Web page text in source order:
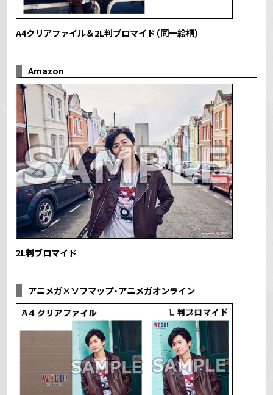
A4クリアファイル＆2L判ブロマイド（同一絵柄）
Amazon
2L判ブロマイド
アニメガ×ソフマップ・アニメガオンライン